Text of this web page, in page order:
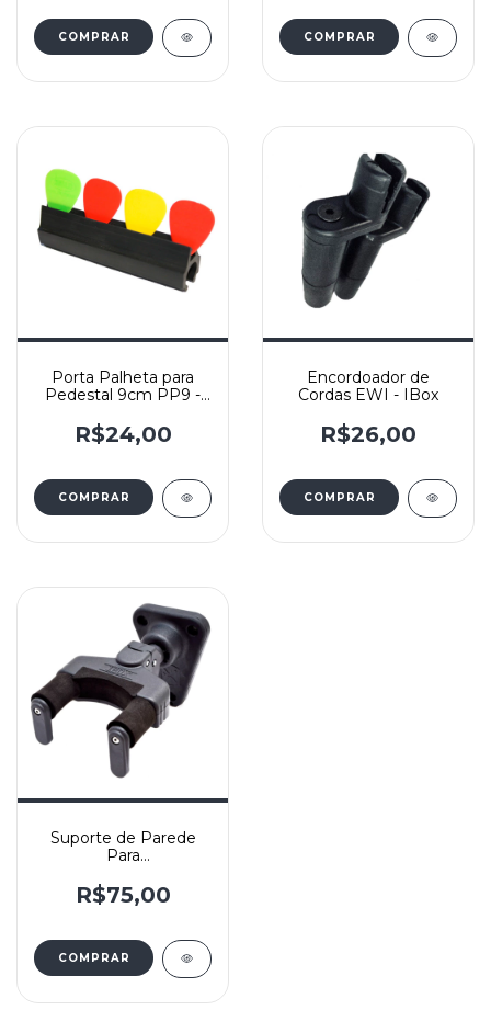
Porta Palheta para
Pedestal 9cm PP9 -
R$24,00
Encordoador de
Cordas EWI - IBox
R$26,00
Suporte de Parede
Para
com Trava Automática
AGS - IBox
R$75,00